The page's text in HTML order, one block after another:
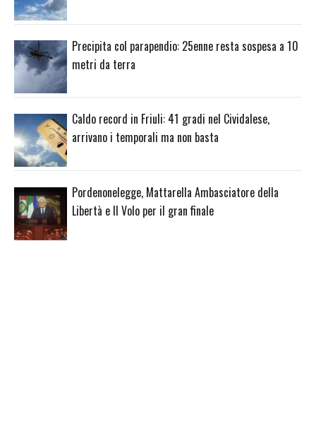
Precipita col parapendio: 25enne resta sospesa a 10
metri da terra
Caldo record in Friuli: 41 gradi nel Cividalese,
arrivano i temporali ma non basta
Pordenonelegge, Mattarella Ambasciatore della
Libertà e Il Volo per il gran finale